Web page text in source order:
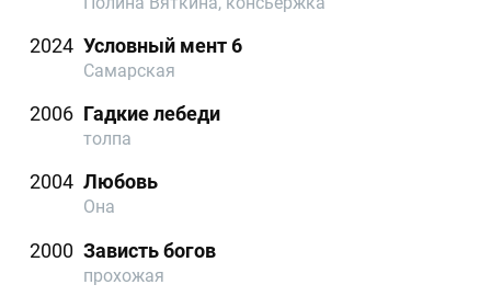
2024 Условный мент 6
Самарская
2006 Гадкие лебеди
толпа
2004 Любовь
Она
2000 Зависть богов
прохожая